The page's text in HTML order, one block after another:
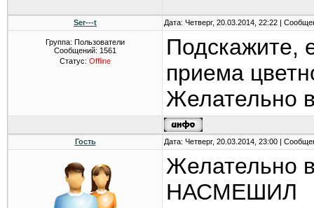
Ser---t Дата: Четверг, 20.03.2014, 22:22 |
Группа: Пользователи
Сообщений: 1561
Статус: Offline
Подскажите,
приема
Желательно
Гость Дата: Четверг, 20.03.2014, 23:00 |
Желательно
НАСМЕШИЛ